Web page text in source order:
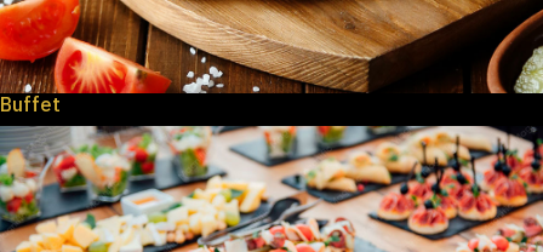
Buffet